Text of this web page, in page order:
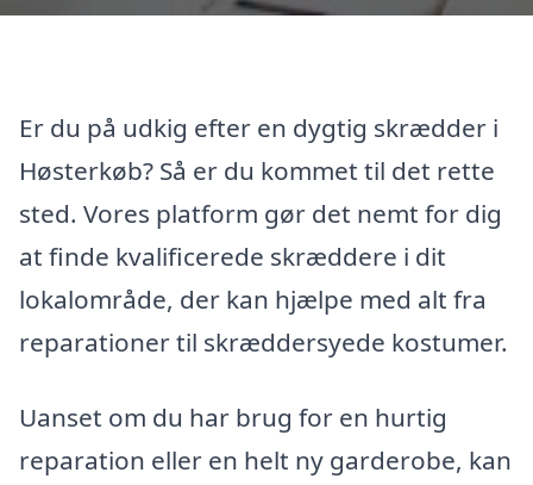
Er du på udkig efter en dygtig skrædder i
Høsterkøb? Så er du kommet til det rette
sted. Vores platform gør det nemt for dig
at finde kvalificerede skræddere i dit
lokalområde, der kan hjælpe med alt fra
reparationer til skræddersyede kostumer.
Uanset om du har brug for en hurtig
reparation eller en helt ny garderobe, kan